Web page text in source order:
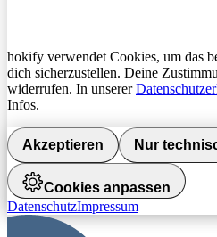
hokify verwendet Cookies, um das
dich sicherzustellen. Deine
widerrufen. In unserer
Infos.
Akzeptieren Nur
Cookies anpassen
DatenschutzImpressum